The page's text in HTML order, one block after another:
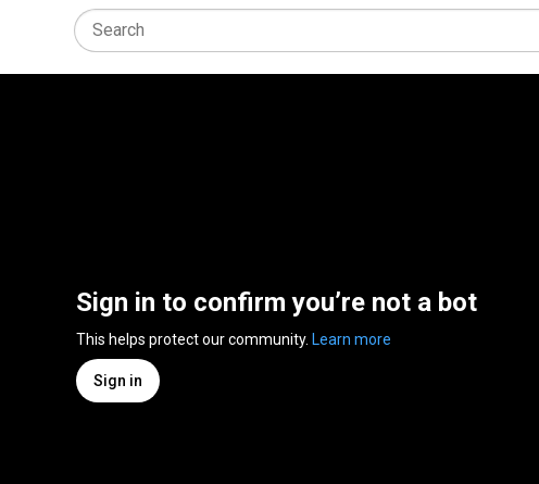
Sign in to confirm you’re not a bot
This helps protect our community. Learn more
Sign in